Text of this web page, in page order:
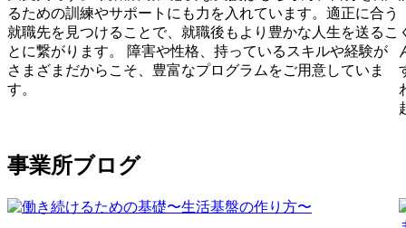
るための訓練やサポートにも力を入れています。適正に合う
就職先を見つけることで、就職後もより豊かな人生を送るこ
とに繋がります。 障害や性格、持っているスキルや経験が
さまざまだからこそ、豊富なプログラムをご用意していま
す。
事業所ブログ